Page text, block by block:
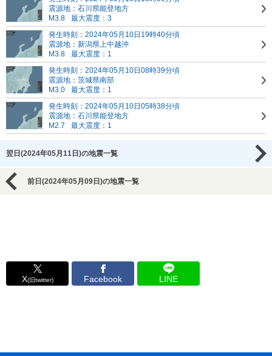
震源地：石川県能登地方
M3.8
最大震度：3
発生時刻：2024年05月10日19時40分頃
震源地：新潟県上中越沖
M3.8
最大震度：1
発生時刻：2024年05月10日08時39分頃
震源地：茨城県南部
M3.0
最大震度：1
発生時刻：2024年05月10日05時38分頃
震源地：石川県能登地方
M2.7
最大震度：1
翌日(2024年05月11日)の地震一覧
前日(2024年05月09日)の地震一覧
X(旧twitter) Facebook LINE